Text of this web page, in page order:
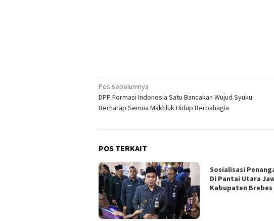
Navigasi
pos
Pos sebelumnya
DPP Formasi Indonesia Satu Bancakan Wujud Syuku
Berharap Semua Makhluk Hidup Berbahagia
POS TERKAIT
Sosialisasi
Di Pantai Utara
Kabupaten Brebes